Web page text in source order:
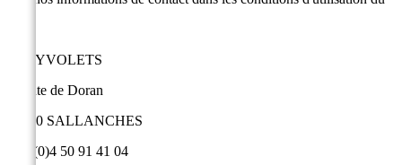
EASYVOLETS
9 route de Doran
74700 SALLANCHES
+33 (0)4 50 91 41 04